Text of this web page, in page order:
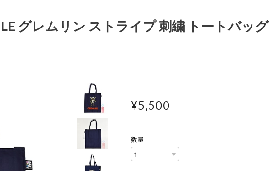
グレムリン ストライプ 刺繍 トートバッグ
¥5,500
数量